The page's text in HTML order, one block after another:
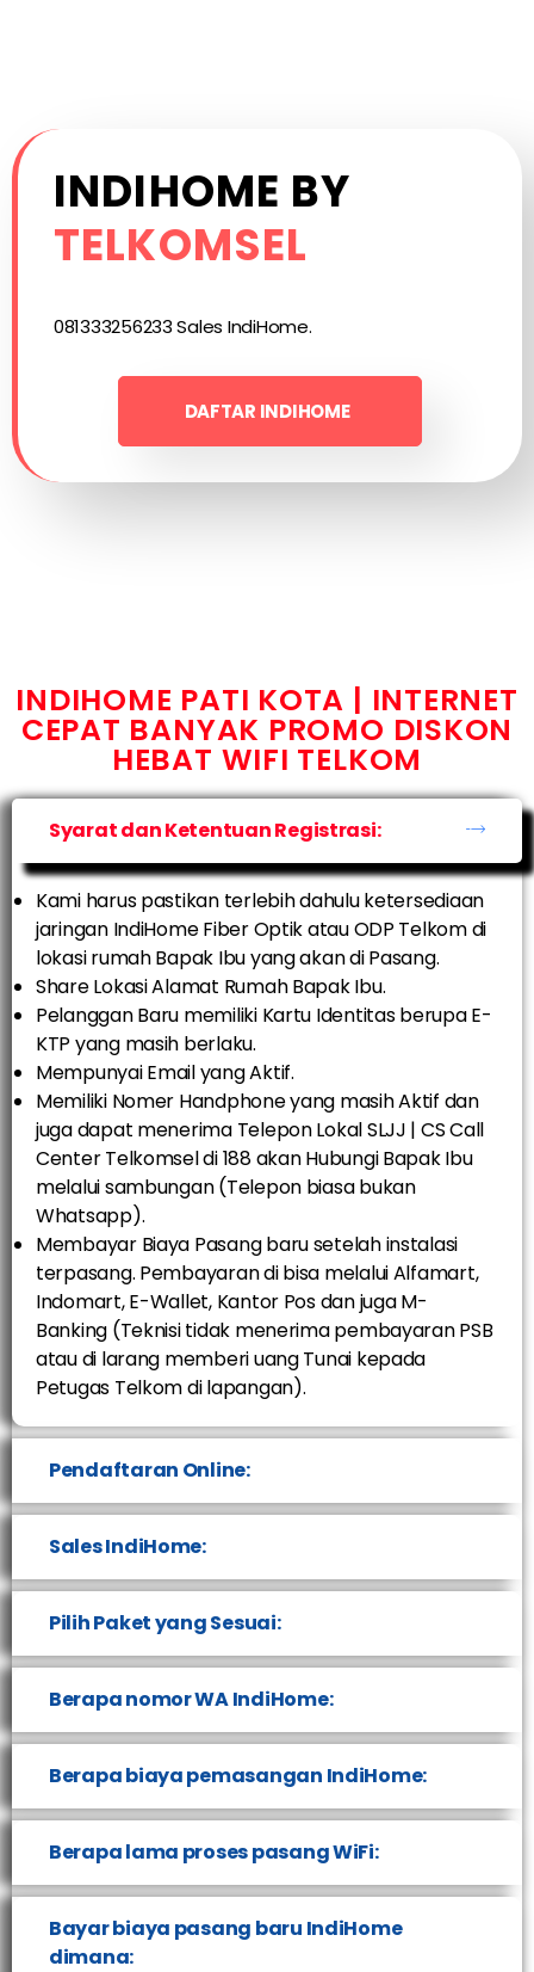
INDIHOME BY
TELKOMSEL
081333256233 Sales IndiHome.
DAFTAR INDIHOME
INDIHOME PATI KOTA | INTERNET
CEPAT BANYAK PROMO DISKON
HEBAT WIFI TELKOM
Syarat dan Ketentuan Registrasi:
Kami harus pastikan terlebih dahulu ketersediaan
jaringan IndiHome Fiber Optik atau ODP Telkom di
lokasi rumah Bapak Ibu yang akan di Pasang.
Share Lokasi Alamat Rumah Bapak Ibu.
Pelanggan Baru memiliki Kartu Identitas berupa E-
KTP yang masih berlaku.
Mempunyai Email yang Aktif.
Memiliki Nomer Handphone yang masih Aktif dan
juga dapat menerima Telepon Lokal SLJJ | CS Call
Center Telkomsel di 188 akan Hubungi Bapak Ibu
melalui sambungan (Telepon biasa bukan
Whatsapp).
Membayar Biaya Pasang baru setelah instalasi
terpasang. Pembayaran di bisa melalui Alfamart,
Indomart, E-Wallet, Kantor Pos dan juga M-
Banking (Teknisi tidak menerima pembayaran PSB
atau di larang memberi uang Tunai kepada
Petugas Telkom di lapangan).
Pendaftaran Online:
Sales IndiHome:
Pilih Paket yang Sesuai:
Berapa nomor WA IndiHome:
Berapa biaya pemasangan IndiHome:
Berapa lama proses pasang WiFi:
Bayar biaya pasang baru IndiHome
dimana: